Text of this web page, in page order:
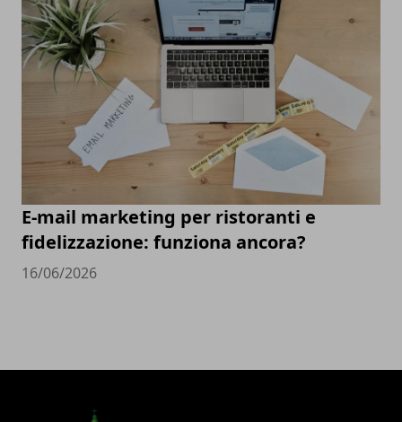
E-mail marketing per ristoranti e
fidelizzazione: funziona ancora?
16/06/2026